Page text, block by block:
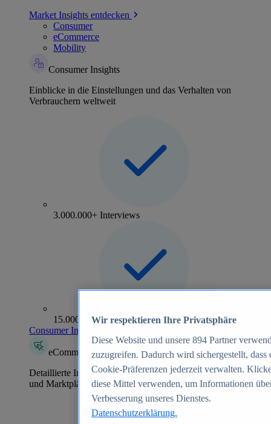
Market Insights entdecken
Consumer
eCommerce
Mobility
Consumer Insights
Einblicke in die Einstellungen und das Verhalten von
Verbrauchern weltweit
3.000.000+ Interviews
15.000+ Marken
Consumer Insights entdecken
eCommerce Insights
Detaillierte Informationen zu mehr als 39.000 Online-Shops
und Marktplätzen
Wir respektieren Ihre Privatsphäre
Diese Website und unsere 894 Partner
zuzugreifen. Dadurch wird sichergestellt,
Cookie-Präferenzen jederzeit verwalten.
diese Mittel verwenden, um Informationen
Verbesserung unseres Dienstes.
Datenschutzerklärung.